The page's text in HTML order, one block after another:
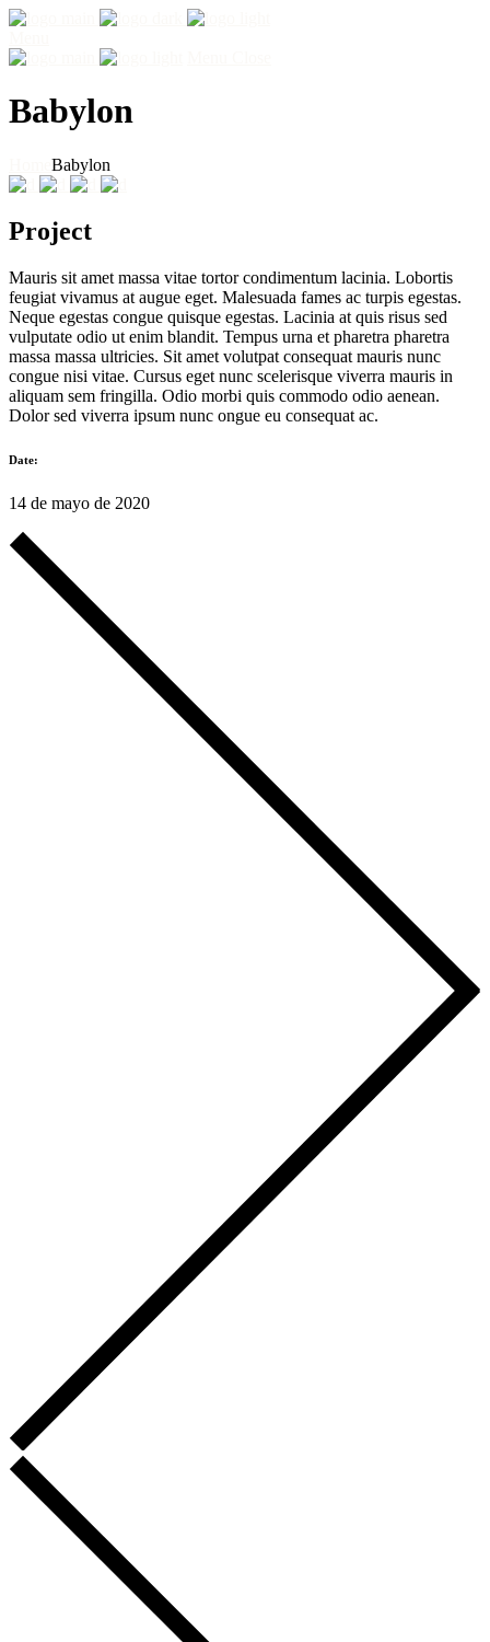
Babylon
Babylon
Project
Mauris sit amet massa vitae tortor condimentum lacinia. Lobortis
feugiat vivamus at augue eget. Malesuada fames ac turpis egestas.
Neque egestas congue quisque egestas. Lacinia at quis risus sed
vulputate odio ut enim blandit. Tempus urna et pharetra pharetra
massa massa ultricies. Sit amet volutpat consequat mauris nunc
congue nisi vitae. Cursus eget nunc scelerisque viverra mauris in
aliquam sem fringilla. Odio morbi quis commodo odio aenean.
Dolor sed viverra ipsum nunc ongue eu consequat ac.
Date:
14 de mayo de 2020